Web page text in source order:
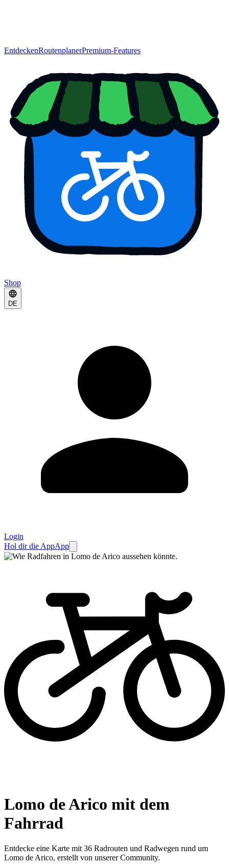
EntdeckenRoutenplanerPremium-Features
Shop
DE
Login
Hol dir die AppApp
Lomo de Arico mit dem
Fahrrad
Entdecke eine Karte mit 36 Radrouten und Radwegen rund um
Lomo de Arico, erstellt von unserer Community.